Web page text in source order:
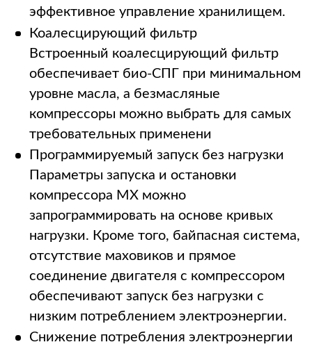
эффективное управление хранилищем.
Коалесцирующий фильтр
Встроенный коалесцирующий фильтр
обеспечивает био-СПГ при минимальном
уровне масла, а безмасляные
компрессоры можно выбрать для самых
требовательных применени
Программируемый запуск без нагрузки
Параметры запуска и остановки
компрессора MX можно
запрограммировать на основе кривых
нагрузки. Кроме того, байпасная система,
отсутствие маховиков и прямое
соединение двигателя с компрессором
обеспечивают запуск без нагрузки с
низким потреблением электроэнергии.
Снижение потребления электроэнергии